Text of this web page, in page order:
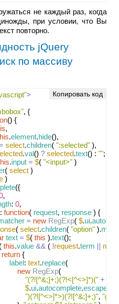
не каждый раз, когда
при условии, что Вы
повторно.
jQuery
по массиву
>
, {
() {
,
.element.hide(),
select.children( ":selected" ),
.val() ? selected.text() : "";
.input = $( "<input>" )
( select )
)
({
,
: 0,
: function( request, response ) {
= new RegExp( $.ui.
( select.children( "option" ).map
text = $( this ).text();
this.value && ( !request.term ||
return {
label: text.replace(
new RegExp(
"(?![^&;]+;)(?!<[^<>]*)(" +
$.ui.autocomplete.
")(?![^<>]*>)(?![^&;]+;)", "gi"
Копировать код